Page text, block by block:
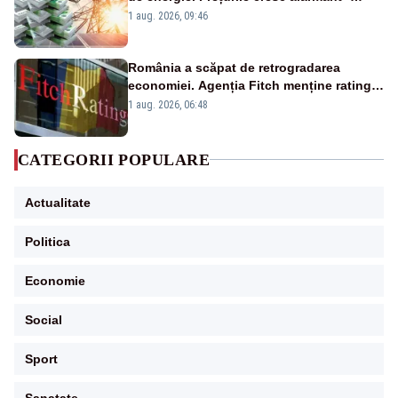
Analiză Realitatea Plus
1 aug. 2026, 09:46
România a scăpat de retrogradarea
economiei. Agenția Fitch menține ratingul
„BBB-” cu perspectivă negativă
1 aug. 2026, 06:48
CATEGORII POPULARE
Actualitate
Politica
Economie
Social
Sport